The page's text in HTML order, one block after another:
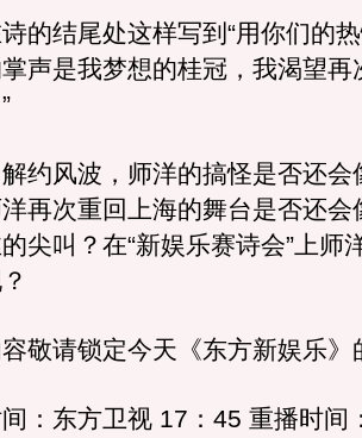
结尾处这样写到“用你们的热
声是我梦想的桂冠，我渴望再
风波，师洋的搞怪是否还会
再次重回上海的舞台是否还会
尖叫？在“新娱乐赛诗会”上师
请锁定今天《东方新娱乐》
东方卫视 17：45 重播时间